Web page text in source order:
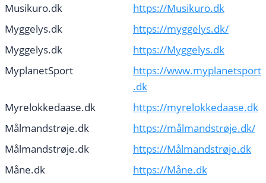
Musikuro.dk
https://Musikuro.dk
Myggelys.dk
https://myggelys.dk/
Myggelys.dk
https://Myggelys.dk
MyplanetSport
https://www.myplanetsport
.dk
Myrelokkedaase.dk
https://myrelokkedaase.dk
Målmandstrøje.dk
https://målmandstrøje.dk/
Målmandstrøje.dk
https://Målmandstrøje.dk
Måne.dk
https://Måne.dk